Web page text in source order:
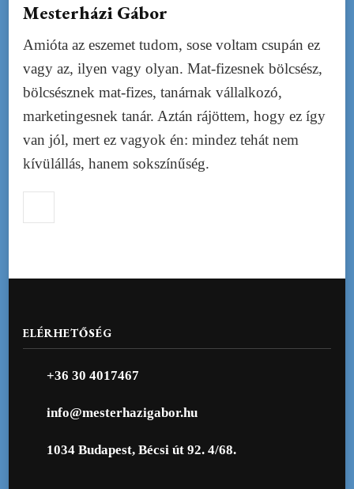
Mesterházi Gábor
Amióta az eszemet tudom, sose voltam csupán ez
vagy az, ilyen vagy olyan. Mat-fizesnek bölcsész,
bölcsésznek mat-fizes, tanárnak vállalkozó,
marketingesnek tanár. Aztán rájöttem, hogy ez így
van jól, mert ez vagyok én: mindez tehát nem
kívülállás, hanem sokszínűség.
ELÉRHETŐSÉG
+36 30 4017467
info@mesterhazigabor.hu
1034 Budapest, Bécsi út 92. 4/68.